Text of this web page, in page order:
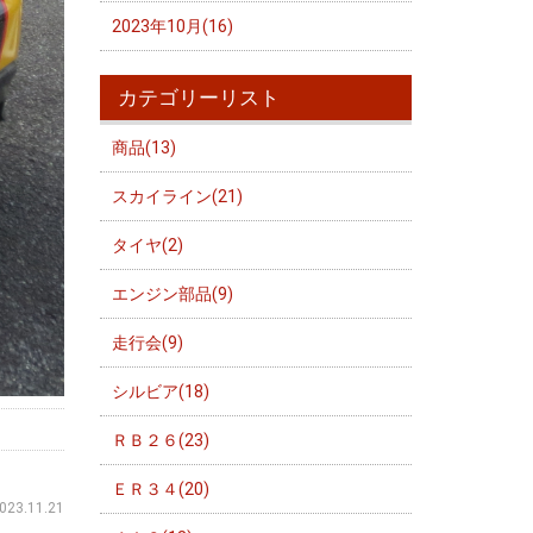
2023年10月(16)
カテゴリーリスト
商品(13)
スカイライン(21)
タイヤ(2)
エンジン部品(9)
走行会(9)
シルビア(18)
ＲＢ２６(23)
ＥＲ３４(20)